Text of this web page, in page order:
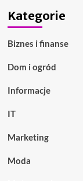
Kategorie
Biznes i finanse
Dom i ogród
Informacje
IT
Marketing
Moda